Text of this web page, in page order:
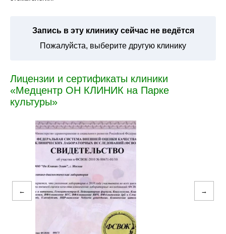
Запись в эту клинику сейчас не ведётся
Пожалуйста, выберите другую клинику
Лицензии и сертификаты клиники
«Медцентр ОН КЛИНИК на Парке
культуры»
← →